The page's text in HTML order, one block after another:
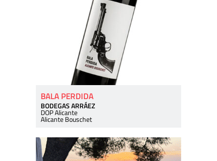
BALA PERDIDA
BODEGAS ARRÁEZ
DOP Alicante
Alicante Bouschet